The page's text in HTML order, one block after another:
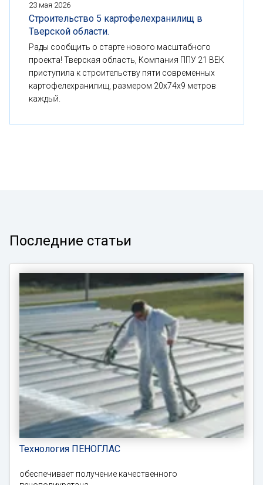
23 мая 2026
Строительство 5 картофелехранилищ в
Тверской области.
Рады сообщить о старте нового масштабного
проекта! Тверская область, Компания ППУ 21 ВЕК
приступила к строительству пяти современных
картофелехранилищ, размером 20x74x9 метров
каждый.
Последние статьи
Технология ПЕНОГЛАС
обеспечивает получение качественного